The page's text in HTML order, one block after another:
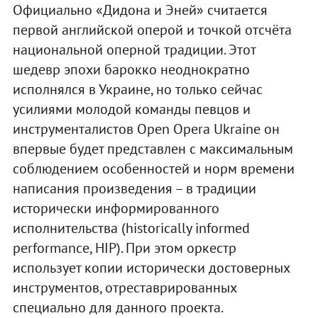
Официально «Дидона и Эней» считается
первой английской оперой и точкой отсчёта
национальной оперной традиции. Этот
шедевр эпохи барокко неоднократно
исполнялся в Украине, но только сейчас
усилиями молодой команды певцов и
инструменталистов Open Opera Ukraine он
впервые будет представлен с максимальным
соблюдением особенностей и норм времени
написания произведения – в традиции
исторически информированного
исполнительства (historically informed
performance, НІР). При этом оркестр
использует копии исторически достоверных
инструментов, отреставрированных
специально для данного проекта.